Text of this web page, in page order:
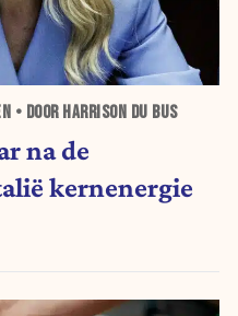
• DOOR HARRISON DU BUS
na de
kernenergie